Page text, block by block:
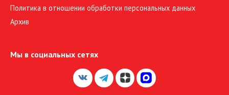
Политика в отношении обработки персональных данных
Архив
Мы в социальных сетях